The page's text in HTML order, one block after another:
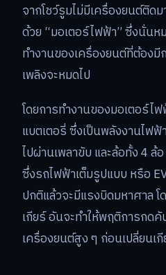
จากโชว์รูมไม่มีเครื่องยนต์ติด
ด้วย “มอเตอร์ไฟฟ้า” ซึ่งนั่นห
ทำงานของเครื่องยนต์ที่ต้องมี
เพลิงจะหมดไป
โดยการทำงานของมอเตอร์ไ
แบตเตอรี่ ซึ่งเป็นพลังงานไฟ
ไปผ่านเพลาขับ และล้อทั้ง 4
ซึ่งรถไฟฟ้าเต็มรูปแบบ หรือ
ปกติแล้วจะมีแรงบิดมหาศาล
เกียร์ อันจะทำให้พฤติการกดคั
เครื่องยนต์สูง ๆ ก่อนเปลี่ยนเ